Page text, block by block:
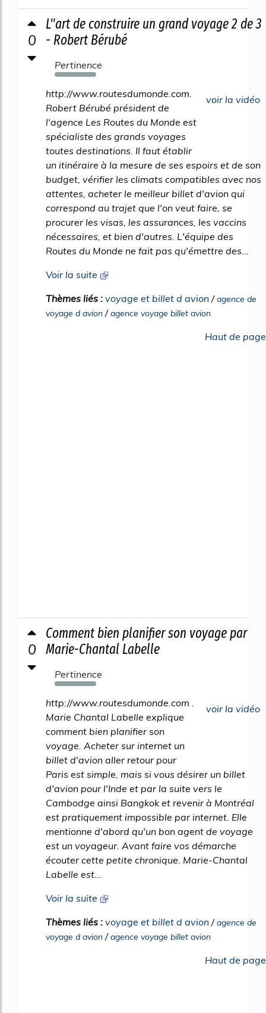
0
L"art de construire un grand voyage 2 de 3
- Robert Bérubé
Pertinence
230%
voir la vidéo
http://www.routesdumonde.com.
Robert Bérubé président de
l'agence Les Routes du Monde est
spécialiste des grands voyages
toutes destinations. Il faut établir
un itinéraire à la mesure de ses espoirs et de son
budget, vérifier les climats compatibles avec nos
attentes, acheter le meilleur billet d'avion qui
correspond au trajet que l'on veut faire, se
procurer les visas, les assurances, les vaccins
nécessaires, et bien d'autres. L'équipe des
Routes du Monde ne fait pas qu'émettre des...
Voir la suite
Thèmes liés : voyage et billet d avion /agence de
voyage d avion /agence voyage billet avion
Haut de page
0
Comment bien planifier son voyage par
Marie-Chantal Labelle
Pertinence
211%
voir la vidéo
http://www.routesdumonde.com .
Marie Chantal Labelle explique
comment bien planifier son
voyage. Acheter sur internet un
billet d'avion aller retour pour
Paris est simple, mais si vous désirer un billet
d'avion pour l'Inde et par la suite vers le
Cambodge ainsi Bangkok et revenir à Montréal
est pratiquement impossible par internet. Elle
mentionne d'abord qu'un bon agent de voyage
est un voyageur. Avant faire vos démarche
écouter cette petite chronique. Marie-Chantal
Labelle est...
Voir la suite
Thèmes liés : voyage et billet d avion /agence de
voyage d avion /agence voyage billet avion
Haut de page